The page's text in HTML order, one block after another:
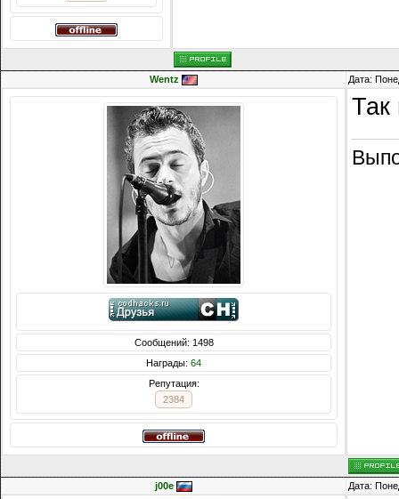
Wentz Дата:
Сообщений: 1498
Награды: 64
Репутация:
2384
Так
j00e Дата: